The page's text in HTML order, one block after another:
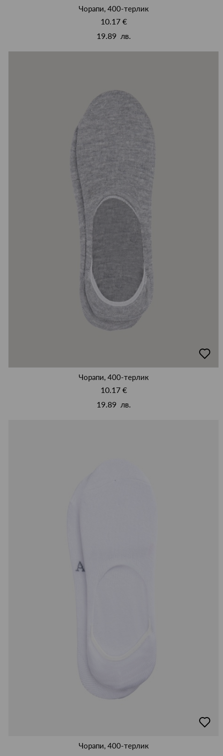
Чорапи, 400-терлик
10.17 €
19.89 лв.
в
Чорапи, 400-терлик
10.17 €
19.89 лв.
в
Чорапи, 400-терлик